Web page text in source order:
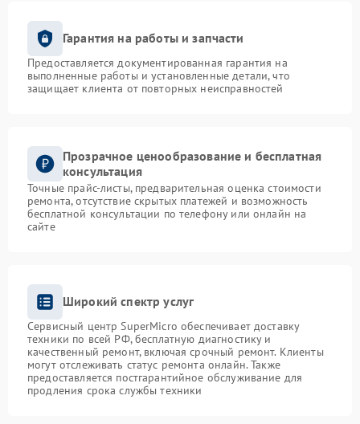
Гарантия на работы и запчасти
Предоставляется документированная гарантия на
выполненные работы и установленные детали, что
защищает клиента от повторных неисправностей
Прозрачное ценообразование и бесплатная
консультация
Точные прайс-листы, предварительная оценка стоимости
ремонта, отсутствие скрытых платежей и возможность
бесплатной консультации по телефону или онлайн на
сайте
Широкий спектр услуг
Сервисный центр SuperMicro обеспечивает доставку
техники по всей РФ, бесплатную диагностику и
качественный ремонт, включая срочный ремонт. Клиенты
могут отслеживать статус ремонта онлайн. Также
предоставляется постгарантийное обслуживание для
продления срока службы техники